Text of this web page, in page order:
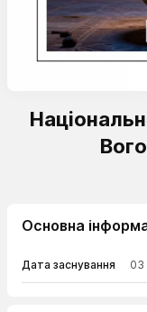
Основна
Дата заснування 03